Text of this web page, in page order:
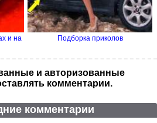
и на
Подборка приколов
и авторизованные
комментарии.
комментарии